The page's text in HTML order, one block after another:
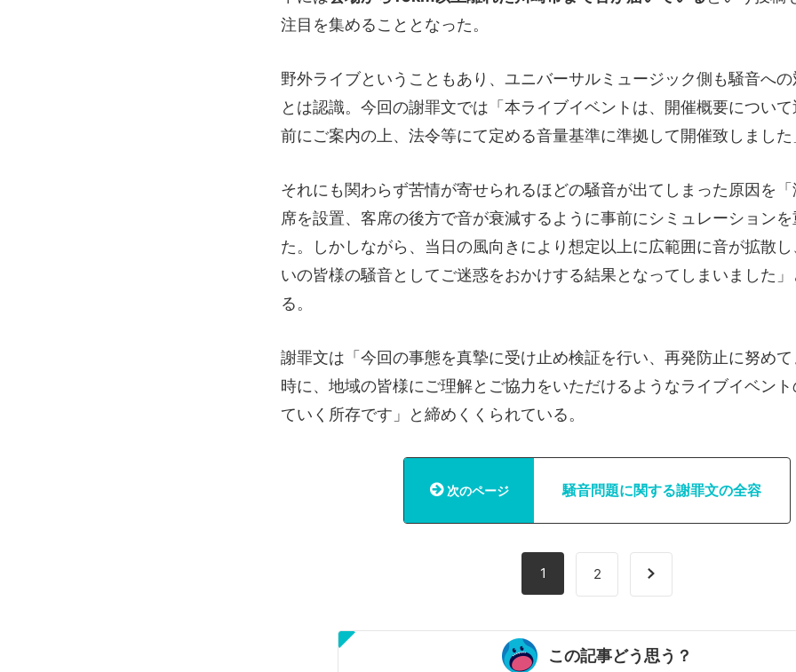
注目を集めることとなった。
野外ライブということもあり、ユニバーサルミュージック側も騒音へ
とは認識。今回の謝罪文では「本ライブイベントは、開催概要につい
前にご案内の上、法令等にて定める音量基準に準拠して開催致しまし
それにも関わらず苦情が寄せられるほどの騒音が出てしまった原因を
席を設置、客席の後方で音が衰減するように事前にシミュレーション
た。しかしながら、当日の風向きにより想定以上に広範囲に音が拡散
いの皆様の騒音としてご迷惑をおかけする結果となってしまいました
る。
謝罪文は「今回の事態を真摯に受け止め検証を行い、再発防止に努め
時に、地域の皆様にご理解とご協力をいただけるようなライブイベン
ていく所存です」と締めくくられている。
次のページ 騒音問題に関する謝罪文の全容
1 2
この記事どう思う？